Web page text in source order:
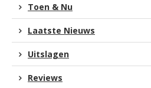
Toen & Nu
Laatste Nieuws
Uitslagen
Reviews